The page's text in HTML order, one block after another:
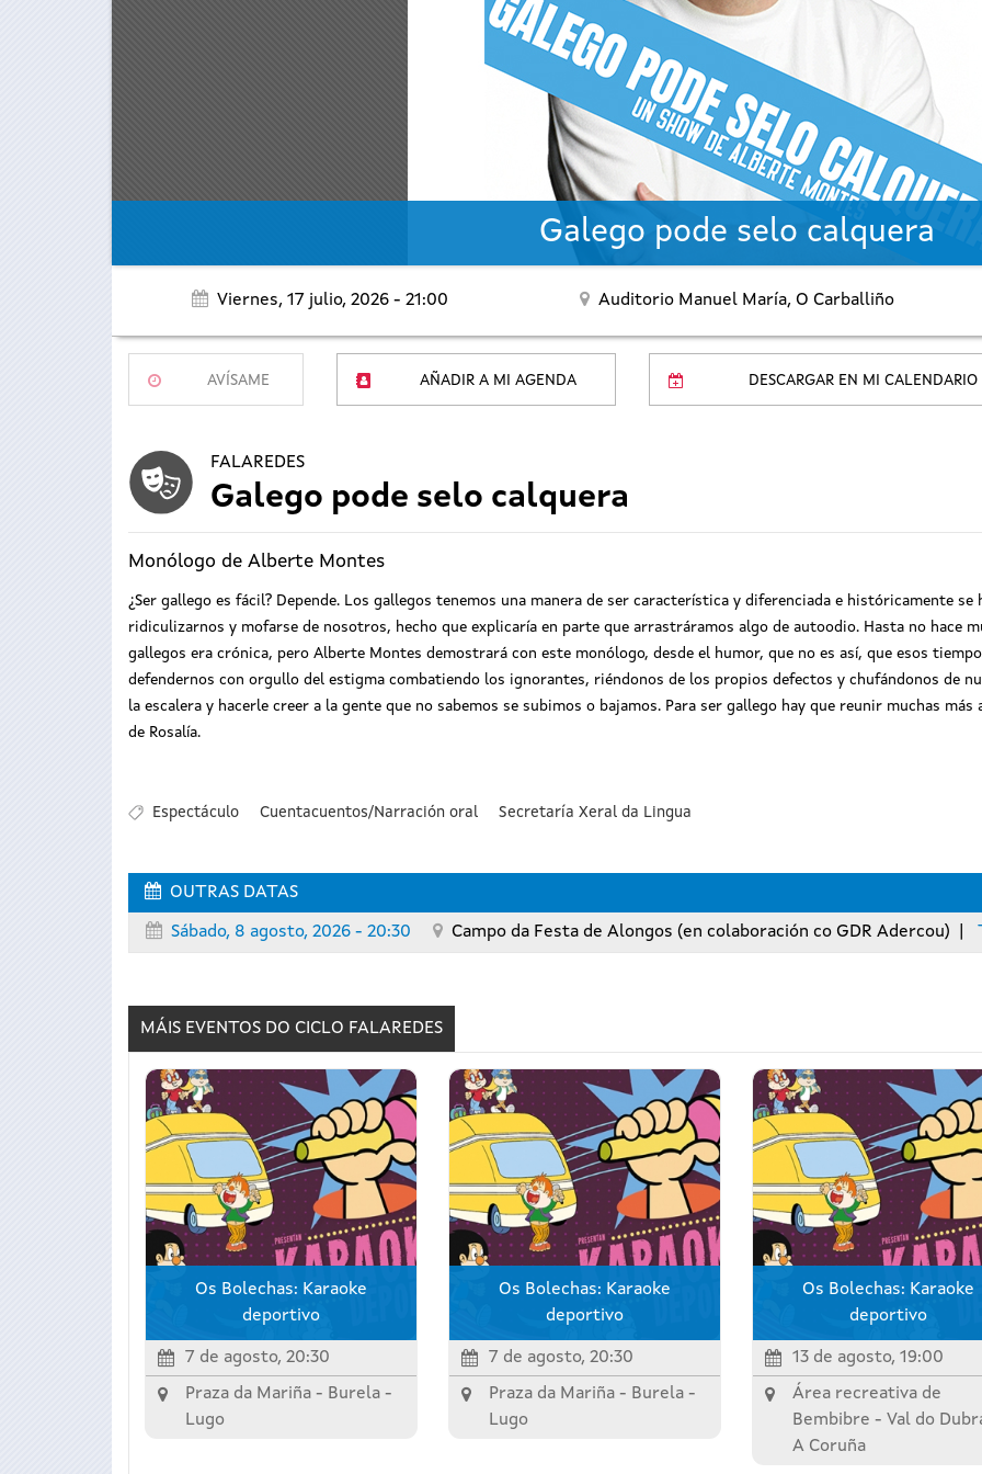
Galego pode selo calquera
Viernes, 17 julio, 2026 - 21:00 Auditorio Manuel María, O Carballiño
AVÍSAME AÑADIR A MI AGENDA DESCARGAR EN MI CALENDARIO
FALAREDES
Galego pode selo calquera
Monólogo de Alberte Montes
¿Ser gallego es fácil? Depende. Los gallegos tenemos una manera de ser característica y diferenciada e históricamente
ridiculizarnos y mofarse de nosotros, hecho que explicaría en parte que arrastráramos algo de autoodio. Hasta no hace
gallegos era crónica, pero Alberte Montes demostrará con este monólogo, desde el humor, que no es así, que esos
defendernos con orgullo del estigma combatiendo los ignorantes, riéndonos de los propios defectos y chufándonos de
la escalera y hacerle creer a la gente que no sabemos se subimos o bajamos. Para ser gallego hay que reunir muchas
de Rosalía.
Espectáculo Cuentacuentos/Narración oral Secretaría Xeral da Lingua
OUTRAS DATAS
Sábado, 8 agosto, 2026 - 20:30 Campo da Festa de Alongos (en colaboración co GDR Adercou)
MÁIS EVENTOS DO CICLO FALAREDES
Os Bolechas: Karaoke
deportivo
7 de agosto, 20:30
Praza da Mariña - Burela -
Lugo
Os Bolechas: Karaoke
deportivo
7 de agosto, 20:30
Praza da Mariña - Burela -
Lugo
Os Bolechas: Karaoke
deportivo
13 de agosto, 19:00
Área recreativa de
Bembibre - Val do
A Coruña